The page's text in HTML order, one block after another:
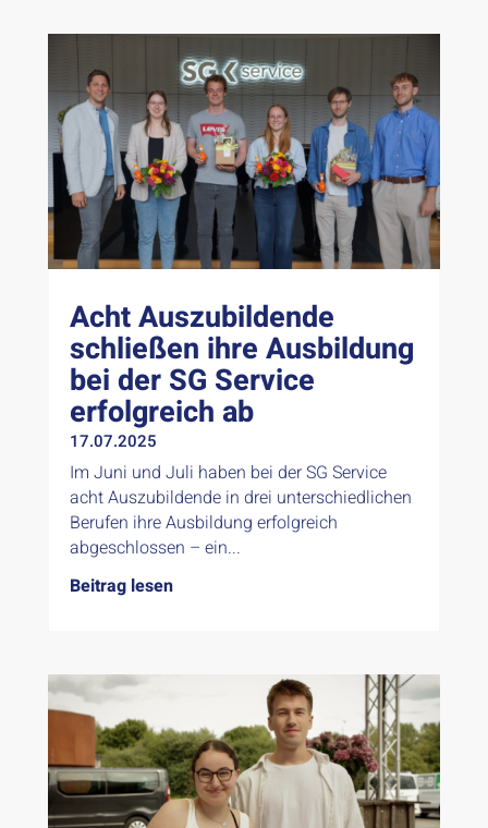
Acht Auszubildende
schließen ihre Ausbildung
bei der SG Service
erfolgreich ab
17.07.2025
Im Juni und Juli haben bei der SG Service
acht Auszubildende in drei unterschiedlichen
Berufen ihre Ausbildung erfolgreich
abgeschlossen – ein...
Beitrag lesen